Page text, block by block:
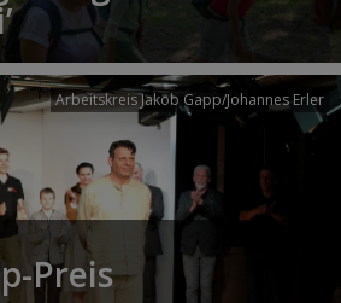
Arbeitskreis Jakob Gapp/Johannes Erler
Preis